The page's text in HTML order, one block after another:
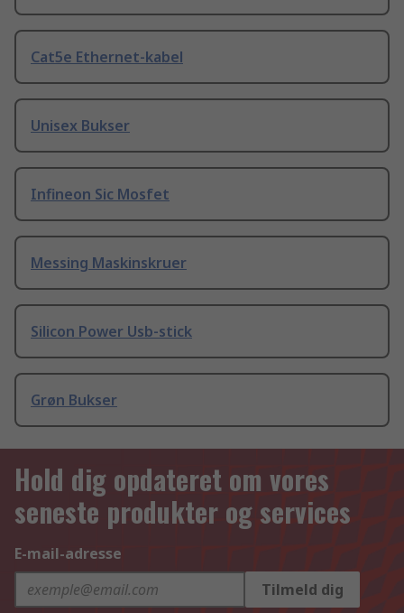
Cat5e Ethernet-kabel
Unisex Bukser
Infineon Sic Mosfet
Messing Maskinskruer
Silicon Power Usb-stick
Grøn Bukser
Hold dig opdateret om vores
seneste produkter og services
E-mail-adresse
Tilmeld dig